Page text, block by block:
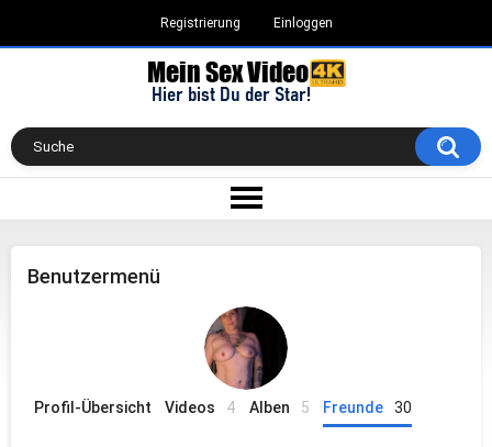
Registrierung Einloggen
Benutzermenü
Profil-Übersicht Videos 4 Alben 5 Freunde 30